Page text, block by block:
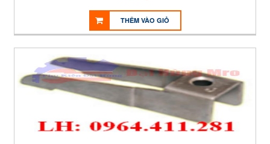
THÊM VÀO GIỎ